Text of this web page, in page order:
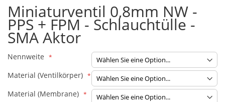
Anfang
der
Bildgalerie
springen
Miniaturventil 0,8mm NW -
PPS + FPM - Schlauchtülle -
SMA Aktor
Nennweite
Material (Ventilkörper)
Material (Membrane)